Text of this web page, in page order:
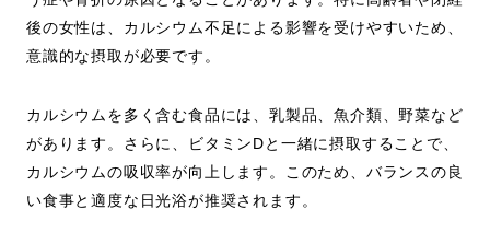
後の女性は、カルシウム不足による影響を受けやすいため、
意識的な摂取が必要です。
カルシウムを多く含む食品には、乳製品、魚介類、野菜など
があります。さらに、ビタミンDと一緒に摂取することで、
カルシウムの吸収率が向上します。このため、バランスの良
い食事と適度な日光浴が推奨されます。